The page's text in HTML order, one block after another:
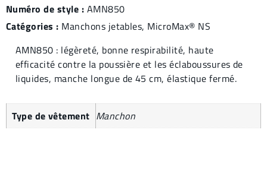
Numéro de style : AMN850
Catégories : Manchons jetables, MicroMax® NS
AMN850 : légèreté, bonne respirabilité, haute
efficacité contre la poussière et les éclaboussures de
liquides, manche longue de 45 cm, élastique fermé.
Type de vêtement Manchon